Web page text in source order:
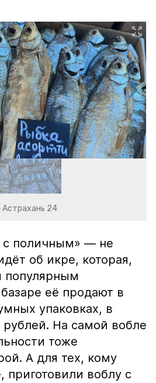
Астрахань 24
с поличным» — не
об икре, которая,
популярным
её продают в
упаковках, в
На самой вобле
тоже
А для тех, кому
приготовили воблу с